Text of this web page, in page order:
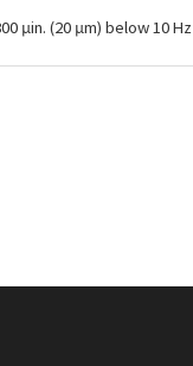
μin. (20 μm) below 10 Hz